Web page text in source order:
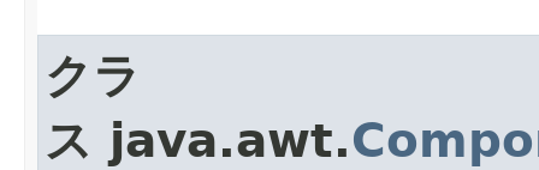
クラ
ス java.awt.